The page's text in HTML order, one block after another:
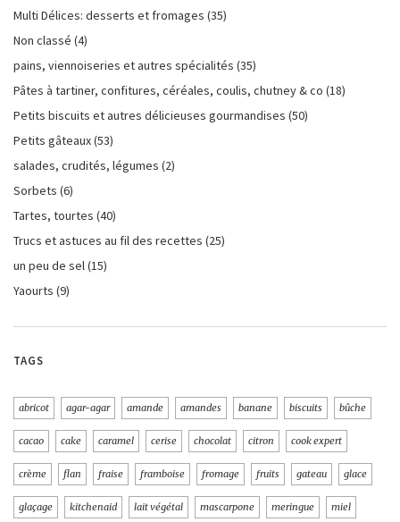
Multi Délices: desserts et fromages (35)
Non classé (4)
pains, viennoiseries et autres spécialités (35)
Pâtes à tartiner, confitures, céréales, coulis, chutney & co (18)
Petits biscuits et autres délicieuses gourmandises (50)
Petits gâteaux(53)
salades, crudités, légumes (2)
Sorbets (6)
Tartes, tourtes (40)
Trucs et astuces au fil des recettes (25)
un peu de sel(15)
Yaourts (9)
TAGS
abricot agar-agar amande amandes banane biscuits bûche
cacao cake caramel cerise chocolat citron cook expert
crème flan fraise framboise fromage fruits gateau glace
glaçage kitchenaid lait végétal mascarpone meringue miel